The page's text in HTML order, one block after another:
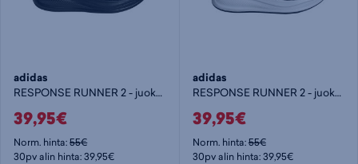
adidas
RESPONSE RUNNER 2 - juoksukengät
39,95€
Norm. hinta:55€
30pv alin hinta: 39,95€
adidas
RESPONSE RUNNER 2 - juoksukengät
39,95€
Norm. hinta:55€
30pv alin hinta: 39,95€